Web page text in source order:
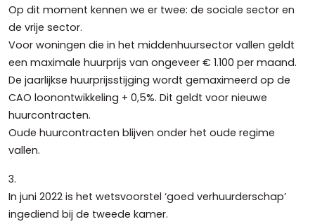
Op dit moment kennen we er twee: de sociale sector en
de vrije sector.
Voor woningen die in het middenhuursector vallen geldt
een maximale huurprijs van ongeveer € 1.100 per maand.
De jaarlijkse huurprijsstijging wordt gemaximeerd op de
CAO loonontwikkeling + 0,5%. Dit geldt voor nieuwe
huurcontracten.
Oude huurcontracten blijven onder het oude regime
vallen.
3.
In juni 2022 is het wetsvoorstel ‘goed verhuurderschap’
ingediend bij de tweede kamer.